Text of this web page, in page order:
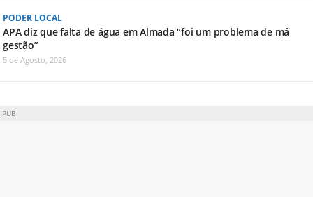
PODER LOCAL
APA diz que falta de água em Almada “foi um problema de má
gestão”
5 de Agosto, 2026
PUB